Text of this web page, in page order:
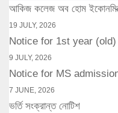
আকিজ কলেজ অব হোম
19 JULY, 2026
Notice for 1st year
9 JULY, 2026
Notice for MS
7 JUNE, 2026
ভর্তি সংক্রান্ত নোটিশ